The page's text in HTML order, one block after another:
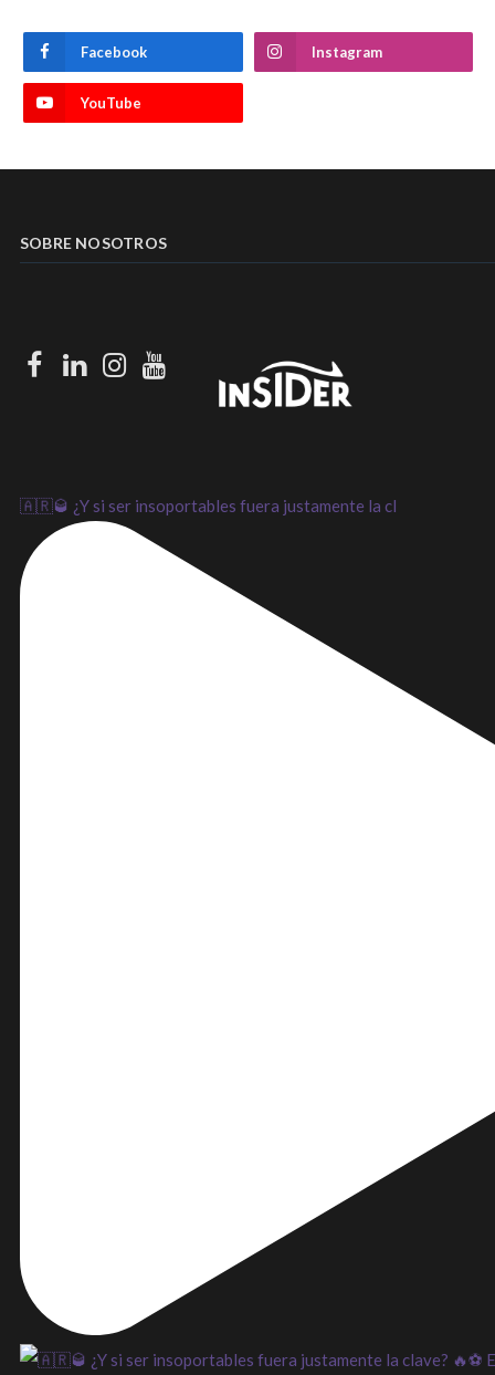
Facebook Instagram
YouTube
SOBRE NOSOTROS
Facebook
LinkedIn
Instagram
Youtube
🇦🇷🥃 ¿Y si ser insoportables fuera justamente la cl